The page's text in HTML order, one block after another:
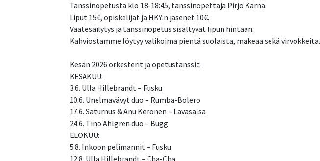
Tanssinopetusta klo 18-18:45, tanssinopettaja Pirjo Kärnä.
Liput 15€, opiskelijat ja HKY:n jäsenet 10€.
Vaatesäilytys ja tanssinopetus sisältyvät lipun hintaan.
Kahviostamme löytyy valikoima pientä suolaista, makeaa sekä virvokkeita.
Kesän 2026 orkesterit ja opetustanssit:
KESÄKUU:
3.6. Ulla Hillebrandt – Fusku
10.6. Unelmavävyt duo – Rumba-Bolero
17.6. Saturnus & Anu Keronen – Lavasalsa
24.6. Tino Ahlgren duo – Bugg
ELOKUU:
5.8. Inkoon pelimannit – Fusku
12.8. Ulla Hillebrandt – Cha-Cha